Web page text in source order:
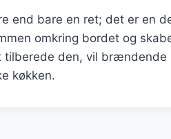
end bare en ret; det er en
omkring bordet og
tilberede den, vil
køkken.